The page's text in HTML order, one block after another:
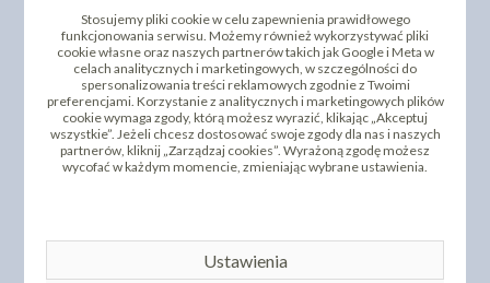
INNI KLIENCI KUPILI TEŻ
Stosujemy pliki cookie w celu zapewnienia prawidłowego
funkcjonowania serwisu. Możemy również wykorzystywać pliki
cookie własne oraz naszych partnerów takich jak Google i Meta w
celach analitycznych i marketingowych, w szczególności do
spersonalizowania treści reklamowych zgodnie z Twoimi
preferencjami. Korzystanie z analitycznych i marketingowych plików
cookie wymaga zgody, którą możesz wyrazić, klikając „Akceptuj
wszystkie”. Jeżeli chcesz dostosować swoje zgody dla nas i naszych
partnerów, kliknij „Zarządzaj cookies”. Wyrażoną zgodę możesz
wycofać w każdym momencie, zmieniając wybrane ustawienia.
Ustawienia